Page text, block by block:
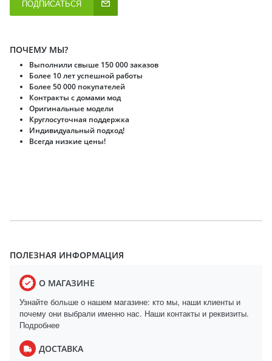
ПОДПИСАТЬСЯ
ПОЧЕМУ МЫ?
Выполнили свыше 150 000 заказов
Более 10 лет успешной работы
Более 50 000 покупателей
Контракты с домами мод
Оригинальные модели
Круглосуточная поддержка
Индивидуальный подход!
Всегда низкие цены!
ПОЛЕЗНАЯ ИНФОРМАЦИЯ
О МАГАЗИНЕ
Узнайте больше о нашем магазине: кто мы, наши клиенты и
почему они выбрали именно нас. Наши контакты и реквизиты.
Подробнее
ДОСТАВКА